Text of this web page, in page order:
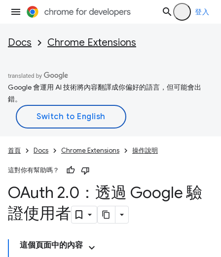
登入
Docs Chrome Extensions
Google 會運用 AI 技術將內容翻譯成你偏好的語言，但可能會出
錯。
首頁 Docs Chrome Extensions 操作說明
這對你有幫助嗎？
OAuth 2.0：透過 Google 驗
證使用者
這個頁面中的內容